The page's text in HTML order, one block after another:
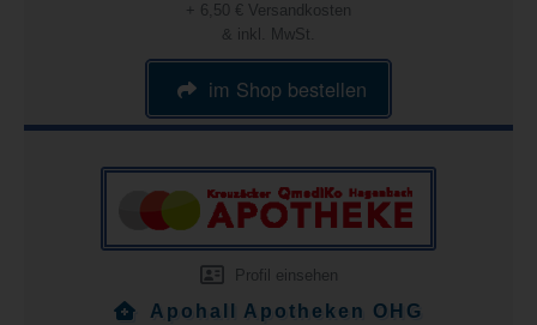
+ 6,50 € Versandkosten
& inkl. MwSt.
im Shop bestellen
Profil einsehen
Apohall Apotheken OHG